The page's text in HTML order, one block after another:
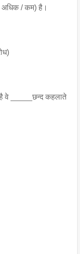
अधिक / कम) है।
है वे _____छन्द कहलाते